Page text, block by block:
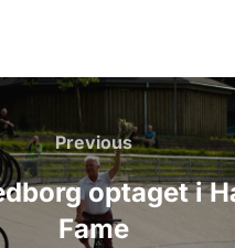
Previous
Previous
optaget i
Fame